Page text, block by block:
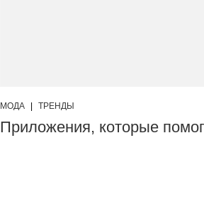
МОДА ТРЕНДЫ
Приложения, которые